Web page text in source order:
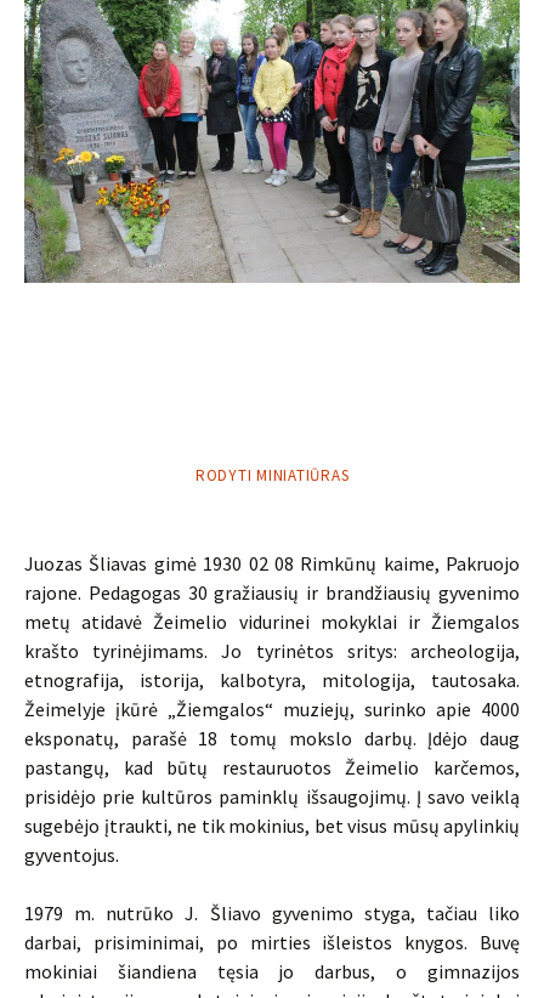
RODYTI MINIATIŪRAS
Juozas Šliavas gimė 1930 02 08 Rimkūnų kaime, Pakruojo
rajone. Pedagogas 30 gražiausių ir brandžiausių gyvenimo
metų atidavė Žeimelio vidurinei mokyklai ir Žiemgalos
krašto tyrinėjimams. Jo tyrinėtos sritys: archeologija,
etnografija, istorija, kalbotyra, mitologija, tautosaka.
Žeimelyje įkūrė „Žiemgalos“ muziejų, surinko apie 4000
eksponatų, parašė 18 tomų mokslo darbų. Įdėjo daug
pastangų, kad būtų restauruotos Žeimelio karčemos,
prisidėjo prie kultūros paminklų išsaugojimų. Į savo veiklą
sugebėjo įtraukti, ne tik mokinius, bet visus mūsų apylinkių
gyventojus.
1979 m. nutrūko J. Šliavo gyvenimo styga, tačiau liko
darbai, prisiminimai, po mirties išleistos knygos. Buvę
mokiniai šiandiena tęsia jo darbus, o gimnazijos